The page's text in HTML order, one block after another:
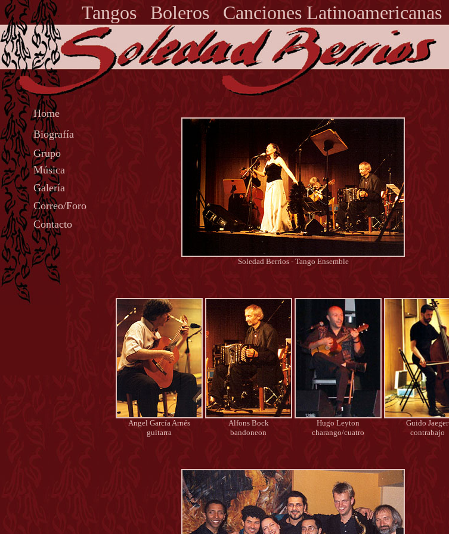
Tangos Boleros Canciones Latinoamericanas
Soledad Berrios - Tango Ensemble
Angel García Arnés
guitarra
Alfons Bock
bandoneon
Hugo Leyton
charango/cuatro
Guido Jaeger
contrabajo
Home
Biografía
Grupo
Música
Galería
Correo/Foro
Contacto